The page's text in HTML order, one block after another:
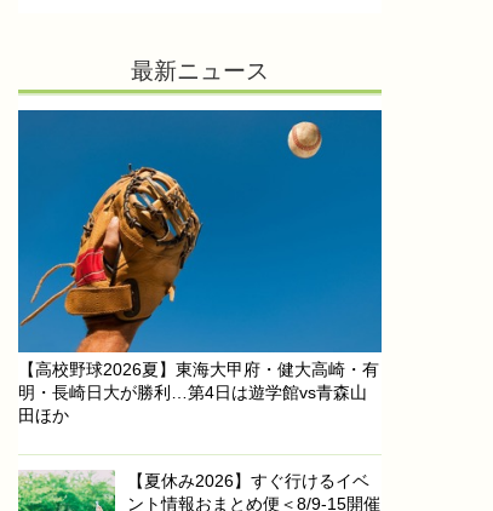
最新ニュース
【高校野球2026夏】東海大甲府・健大高崎・有
明・長崎日大が勝利…第4日は遊学館vs青森山
田ほか
【夏休み2026】すぐ行けるイベ
ント情報おまとめ便＜8/9-15開催